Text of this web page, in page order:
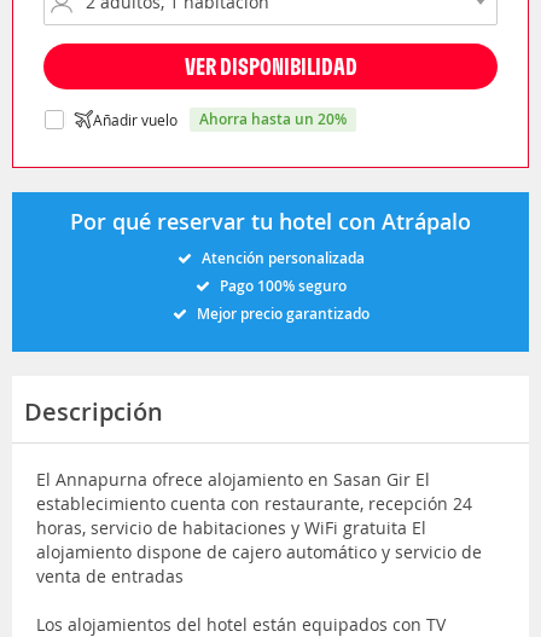
VER DISPONIBILIDAD
Añadir vuelo ahorra hasta un 20%
Por qué reservar tu hotel con Atrápalo
Atención personalizada
Pago 100% seguro
Mejor precio garantizado
Descripción
El Annapurna ofrece alojamiento en Sasan Gir El
establecimiento cuenta con restaurante, recepción 24
horas, servicio de habitaciones y WiFi gratuita El
alojamiento dispone de cajero automático y servicio de
venta de entradas
Los alojamientos del hotel están equipados con TV